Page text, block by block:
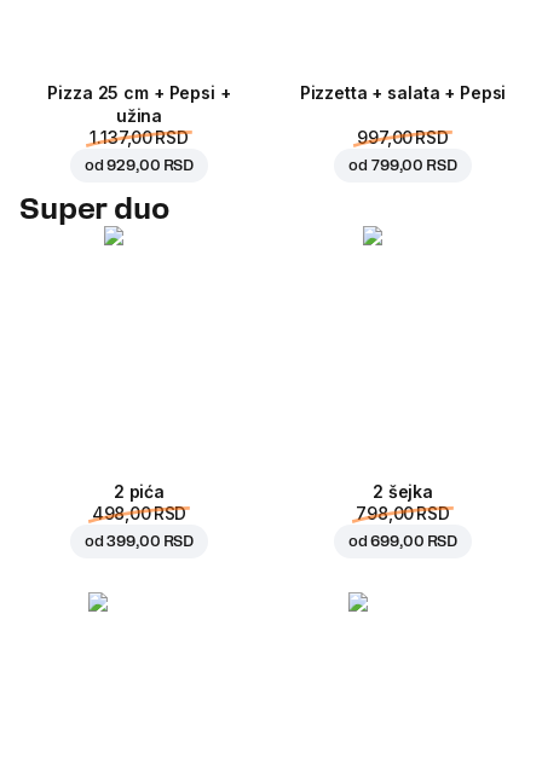
Pizza 25 cm + Pepsi +
užina
1.137,00 RSD
od929,00 RSD
Pizzetta + salata + Pepsi
997,00 RSD
od 799,00 RSD
Super duo
2 pića
498,00 RSD
od399,00 RSD
2 šejka
798,00 RSD
od699,00 RSD